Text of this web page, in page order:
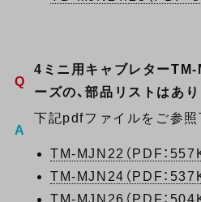
4ミニ用キャブレターTM-
ーズの、部品リストはあり
下記pdfファイルをご参照
TM-MJN22（PDF：
TM-MJN24（PDF：
TM-MJN26（PDF：